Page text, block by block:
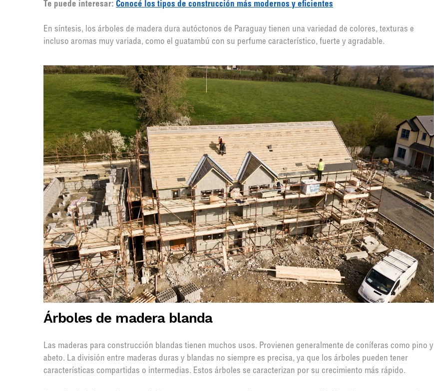
Te puede interesar: Conocé los tipos de construcción más modernos y eficientes
En síntesis, los árboles de madera dura autóctonos de Paraguay tienen una variedad de colores, texturas e
incluso aromas muy variada, como el guatambú con su perfume característico, fuerte y agradable.
Árboles de madera blanda
Las maderas para construcción blandas tienen muchos usos. Provienen generalmente de coníferas como pino y
abeto. La división entre maderas duras y blandas no siempre es precisa, ya que los árboles pueden tener
características compartidas o intermedias. Estos árboles se caracterizan por su crecimiento más rápido.